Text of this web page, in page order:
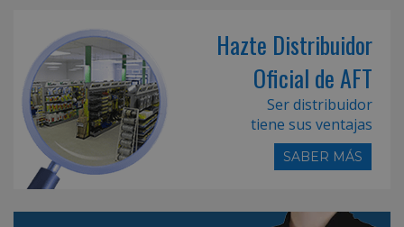
Hazte Distribuidor
Oficial de AFT
Ser distribuidor
tiene sus ventajas
SABER MÁS